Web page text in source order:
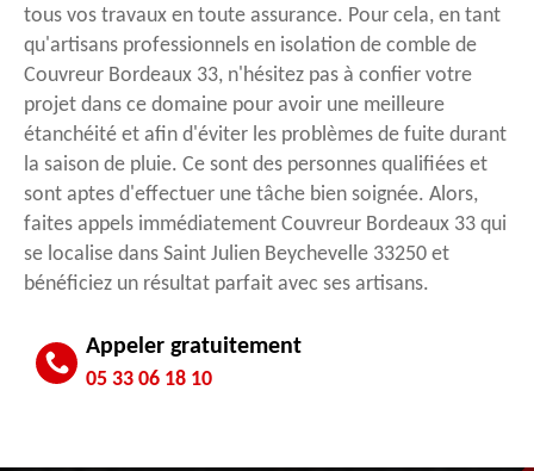
tous vos travaux en toute assurance. Pour cela, en tant
qu'artisans professionnels en isolation de comble de
Couvreur Bordeaux 33, n'hésitez pas à confier votre
projet dans ce domaine pour avoir une meilleure
étanchéité et afin d'éviter les problèmes de fuite durant
la saison de pluie. Ce sont des personnes qualifiées et
sont aptes d'effectuer une tâche bien soignée. Alors,
faites appels immédiatement Couvreur Bordeaux 33 qui
se localise dans Saint Julien Beychevelle 33250 et
bénéficiez un résultat parfait avec ses artisans.
Appeler gratuitement
05 33 06 18 10